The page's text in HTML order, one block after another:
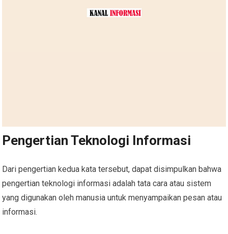
Pengertian Teknologi Informasi
Dari pengertian kedua kata tersebut, dapat disimpulkan bahwa
pengertian teknologi informasi adalah tata cara atau sistem
yang digunakan oleh manusia untuk menyampaikan pesan atau
informasi.